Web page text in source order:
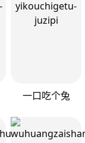
一口吃个兔